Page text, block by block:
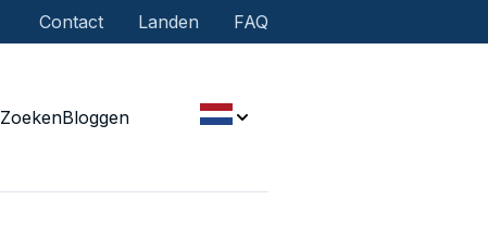
Contact Landen FAQ
ZoekenBloggen